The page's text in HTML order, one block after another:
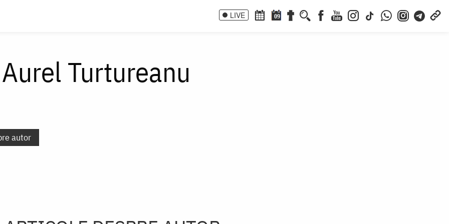
LIVE 09
Turtureanu
autor